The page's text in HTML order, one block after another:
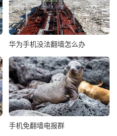
华为手机没法翻墙怎么办
手机免翻墙电报群